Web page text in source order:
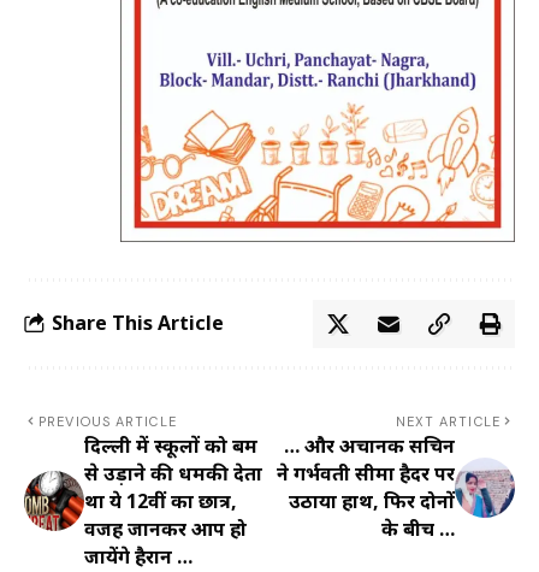
Share This Article
PREVIOUS ARTICLE
दिल्ली में स्कूलों को बम
से उड़ाने की धमकी देता
था ये 12वीं का छात्र,
वजह जानकर आप हो
जायेंगे हैरान …
NEXT ARTICLE
… और अचानक सचिन
ने गर्भवती सीमा हैदर पर
उठाया हाथ, फिर दोनों
के बीच …